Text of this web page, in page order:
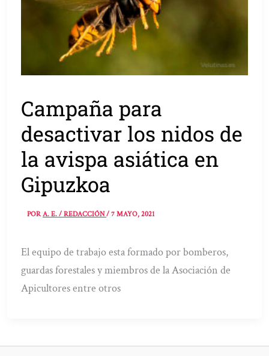
Campaña para
desactivar los nidos de
la avispa asiática en
Gipuzkoa
PORA. E. / REDACCIÓN/7 MAYO, 2021
El equipo de trabajo esta formado por bomberos,
guardas forestales y miembros de la Asociación de
Apicultores entre otros